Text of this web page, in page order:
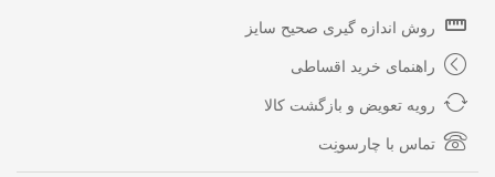
روش اندازه گیری صحیح سایز
راهنمای خرید اقساطی
رویه تعویض و بازگشت کالا
تماس با چارسونِت